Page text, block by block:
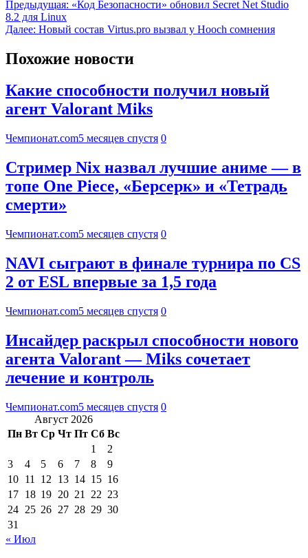
Предыдущая: «Код Безопасности» обновил Secret Net Studio
8.2 для Linux
Далее: Новый состав Virtus.pro вызвал у Hooch сомнения
Похожие новости
Какие способности получил новый
агент Valorant Miks
Чемпионат.com5 месяцев спустя 0
Стример Nix назвал лучшие аниме — в
топе One Piece, «Берсерк» и «Тетрадь
смерти»
Чемпионат.com5 месяцев спустя 0
NAVI сыграют в финале турнира по CS
2 от ESL впервые за 1,5 года
Чемпионат.com5 месяцев спустя 0
Инсайдер раскрыл способности нового
агента Valorant — Miks сочетает
лечение и контроль
Чемпионат.com5 месяцев спустя 0
Август 2026
Пн Вт Ср Чт Пт Сб Вс
1
2
3
4 5 6 7 8
9
10 11 12 13 14 15 16
17 18 19 20 21 22 23
24 25 26 27 28 29 30
31
« Июл